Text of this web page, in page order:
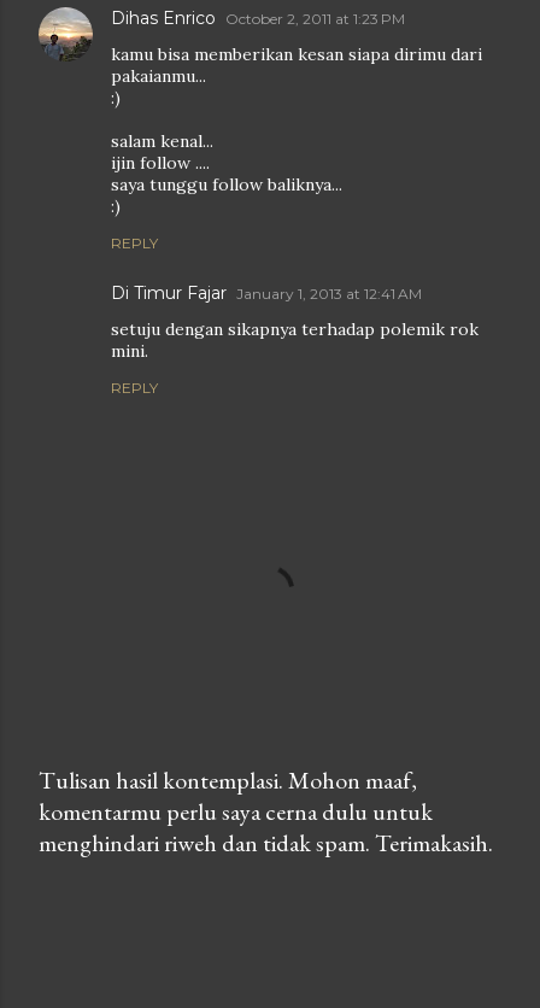
Dihas Enrico October 2, 2011 at 1:23 PM
kamu bisa memberikan kesan siapa dirimu dari
pakaianmu...
:)
salam kenal...
ijin follow ....
saya tunggu follow baliknya...
:)
REPLY
Di Timur Fajar January 1, 2013 at 12:41 AM
setuju dengan sikapnya terhadap polemik rok
mini.
REPLY
P
o
Tulisan hasil kontemplasi. Mohon maaf,
komentarmu perlu saya cerna dulu untuk
menghindari riweh dan tidak spam. Terimakasih.